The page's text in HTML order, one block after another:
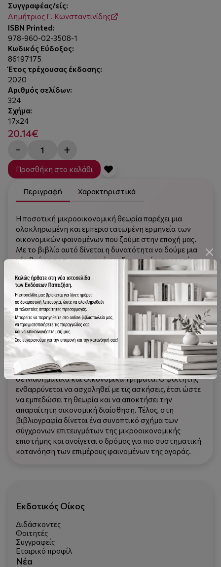
Συγγραφέας/είς:
Δημήτριος Γ. Κωνσταντινίδης
ISBN Printed:
978-960-02-3508-1
Κωδικός Εύδοξος:
86197175
Έτος τρέχουσας έκδοσης:
2020
Αριθμός σελίδων:
324
Σχήμα:
17x24
20.14€
- +
Προσθήκη στο καλάθι
Περιγραφή Χαρακτηριστικά
H ποσοτική μικροοικονομική θεωρία παρέχει μια
ολοκλη­ρωμένη και εμπεριστατωμένη ερμηνεία των
οικονομι­κών φαινομένων που ζούμε στην εποχή μας.
Με το βιβλίο αυτό δίνεται η δυνατότητα να δούμε μια
νέα θεώρηση των φαινομένων δυναμικής ισορροπίας
Το κείμενο καλύπτει τη διδακτέα ύλη στο δεύτερο εξα­
μηνιαίο μάθημα της μικροοικονομικής θεωρίας. Η
επιλογή του υλικού έγινε με στόχο να παρουσιαστεί o
κύριος όγκος των αποτελεσμάτων που
συσσωρεύτηκαν τις τελευταίες δε­καετίες στη
μικροοικονομική θεωρία μέσα από ένα σύντομο και
κατανοητό σύγγραμμα. Οι έννοιες που προαπαιτούνται
για την εμπέδωση του πονήματος είναι οι βασικές
έννοιες της μαθηματικής επιστήμης όπως διδάσκονται
σε Μαθημα­τικά και Οικονομικά Τμήματα. Ο φοιτητής
ενθαρρύνεται να ασχοληθεί με τις ασκήσεις, έτσι ώστε
να εμπεδώσει τη θεω­ρία και να αποκτήσει την
απαραίτητη οικονομική διαίσθηση. Τέλος, στη
βιβλιογραφία δίνεται ένα συνοπτικό σχήμα των
σύγχρονων επιτευγμάτων της μικροοικονομικής
επιστήμης και ανοίγεται ο δρόμος για πιο συστηματική
κατανόηση των επιμέρους φαινομένων της αγοράς.
Εκδοτικός Οίκος
Διδάσκοντες
Φοιτητές
Συγγραφείς
Εταιρικό προφίλ
Νέα